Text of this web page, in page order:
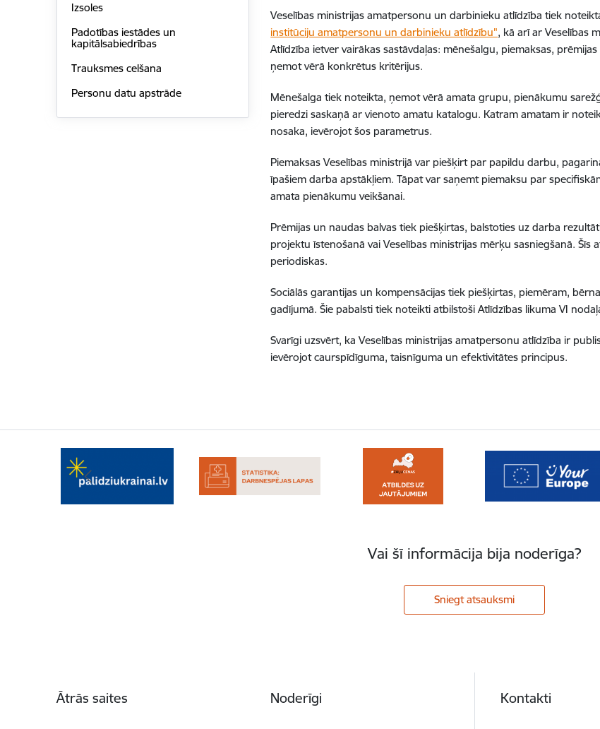
Izsoles
Padotības iestādes un
kapitālsabiedrības
Trauksmes celšana
Personu datu apstrāde
Veselības ministrijas amatpersonu un darbinieku atlīdzība tiek
institūciju amatpersonu un darbinieku atlīdzību", kā arī ar Veselības
Atlīdzība ietver vairākas sastāvdaļas: mēnešalgu, piemaksas,
ņemot vērā konkrētus kritērijus.
Mēnešalga tiek noteikta, ņemot vērā amata grupu, pienākumu
pieredzi saskaņā ar vienoto amatu katalogu. Katram amatam ir
nosaka, ievērojot šos parametrus.
Piemaksas Veselības ministrijā var piešķirt par papildu darbu,
īpašiem darba apstākļiem. Tāpat var saņemt piemaksu par
amata pienākumu veikšanai.
Prēmijas un naudas balvas tiek piešķirtas, balstoties uz darba
projektu īstenošanā vai Veselības ministrijas mērķu sasniegšanā. Šīs
periodiskas.
Sociālās garantijas un kompensācijas tiek piešķirtas, piemēram,
gadījumā. Šie pabalsti tiek noteikti atbilstoši Atlīdzības likuma VI
Svarīgi uzsvērt, ka Veselības ministrijas amatpersonu atlīdzība ir
ievērojot caurspīdīguma, taisnīguma un efektivitātes principus.
Vai šī informācija bija noderīga?
Sniegt atsauksmi
Ātrās saites Noderīgi Kontakti